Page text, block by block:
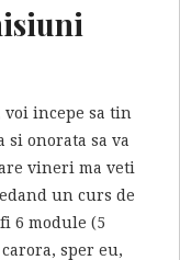
voi incepe sa tin
onorata sa va
vineri ma veti
un curs de
6 module (5
sper eu,